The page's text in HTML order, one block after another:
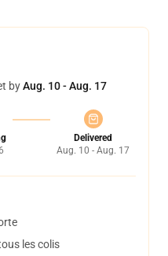
byAug. 10 - Aug. 17
Delivered
Aug. 10 - Aug. 17
les colis